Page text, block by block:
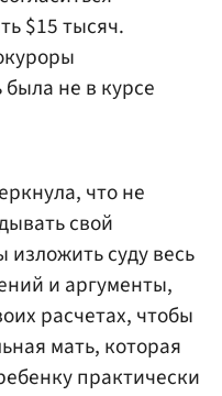
$15 тысяч.
не в курсе
что не
свой
изложить суду весь
и аргументы,
расчетах, чтобы
мать, которая
практически